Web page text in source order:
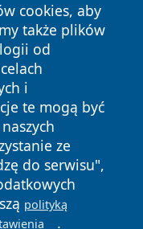
cookies, aby
także plików
od
i
te mogą być
ze
do serwisu",
polityką
.
prawa zastrzeżone.
Polityka
Cookies